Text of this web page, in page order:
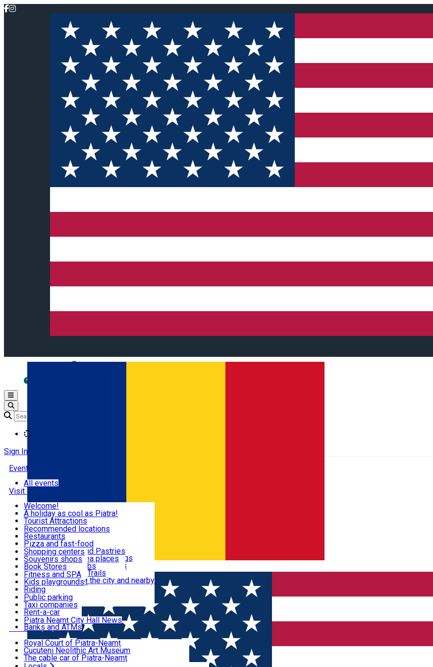
Română
Open main menu
Sign In
Events
Visit & Explore
Eat & Drink
Shopping
Fun & Relax
Useful info
Locals
Most Popular
All events
Welcome!
A holiday as cool as Piatra!
Tourist Attractions
Walking through the city
Hiking in nature
All locations
Mountain bike & Downhill
By car through the surroundings
#priNeamt one day itineraries
Ceahlău Mountain Trails
Accommodation in the city and nearby
Tourist Infopoint
Tourist guides
Travel agencies
Recommended locations
Restaurants
Pizza and fast-food
Confectioneries and Pastries
Coffee Shops & Tea places
Pubs, bars and clubs
Shopping centers
Souvenirs shops
Book Stores
Local products
The central market
Fitness and SPA
Kids playgrounds
Riding
Public parking
Taxi companies
Rent-a-car
Bicycle rentals
Banks and ATMs
Piatra Neamț City Hall News
Royal Court of Piatra-Neamț
Cucuteni Neolithic Art Museum
The cable car of Piatra-Neamț